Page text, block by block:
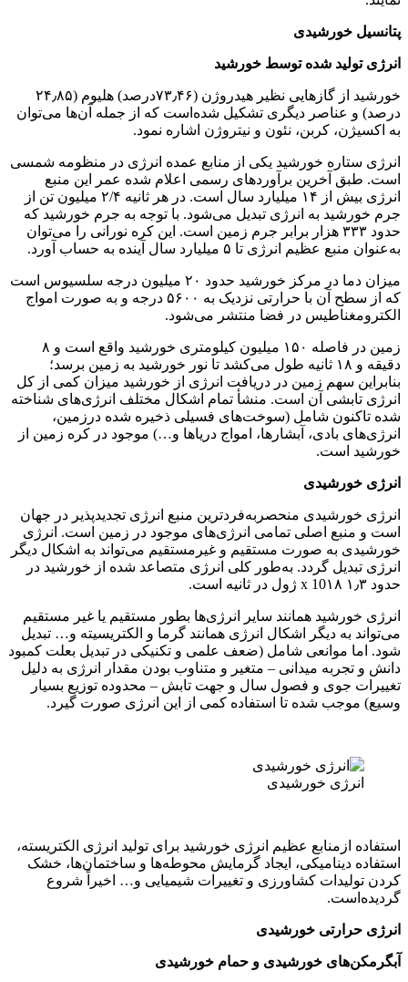
خورشیدی
شده توسط خورشید
خورشید از گازهایی نظیر هیدروژن (۷۳٫۴۶درصد) هلیوم (۲۴٫۸۵
دیگری تشکیل شده‌است که از جمله آن‌ها می‌توان
کربن، نئون و نیتروژن اشاره نمود.
خورشید یکی از منابع عمده انرژی در منظومه شمسی
آخرین برآوردهای رسمی اعلام شده عمر این منبع
انرژی بیش از ۱۴ میلیارد سال است. در هر ثانیه ۲/۴ میلیون تن از
به انرژی تبدیل می‌شود. با توجه به جرم خورشید که
حدود ۳۳۳ هزار برابر جرم زمین است. این کره نورانی را می‌توان
تا ۵ میلیارد سال آینده به حساب آورد.
میزان دما در مرکز خورشید حدود ۲۰ میلیون درجه سلسیوس است
که از سطح آن با حرارتی نزدیک به ۵۶۰۰ درجه و به صورت امواج
در فضا منتشر می‌شود.
زمین در فاصله ۱۵۰ میلیون کیلومتری خورشید واقع است و ۸
دقیقه و ۱۸ ثانیه طول می‌کشد تا نور خورشید به زمین برسد؛
سهم زمین در دریافت انرژی از خورشید میزان کمی از کل
آن است. منشأ تمام اشکال مختلف انرژی‌های شناخته
شامل (سوخت‌های فسیلی ذخیره شده درزمین،
بادی، آبشارها، امواج دریاها و…) موجود در کره زمین از
است.
منحصربه‌فردترین منبع انرژی تجدیدپذیر در جهان
اصلی تمامی انرژی‌های موجود در زمین است. انرژی
به صورت مستقیم و غیرمستقیم می‌تواند به اشکال دیگر
گردد. به‌طور کلی انرژی متصاعد شده از خورشید در
همانند سایر انرژی‌ها بطور مستقیم یا غیر مستقیم
دیگر اشکال انرژی همانند گرما و الکتریسیته و… تبدیل
موانعی شامل (ضعف علمی و تکنیکی در تبدیل بعلت کمبود
میدانی – متغیر و متناوب بودن مقدار انرژی به دلیل
جوی و فصول سال و جهت تابش – محدوده توزیع بسیار
شده تا استفاده کمی از این انرژی صورت گیرد.
خورشیدی
عظیم انرژی خورشید برای تولید انرژی الکتریسته،
دینامیکی، ایجاد گرمایش محوطه‌ها و ساختمان‌ها، خشک
کشاورزی و تغییرات شیمیایی و… اخیراً شروع
خورشیدی
خورشیدی و حمام خورشیدی